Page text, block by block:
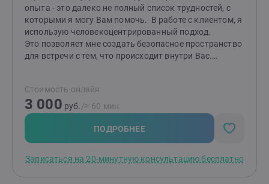
опыта - это далеко не полный список трудностей, с
которыми я могу Вам помочь. В работе с клиентом, я
использую человекоцентрированный подход.
Это позволяет мне создать безопасное пространство
для встречи с тем, что происходит внутри Вас.
самостоятельно. С опорой на себя самого.
Стоимость онлайн
3 000 руб. /≈ 60 мин.
ПОДРОБНЕЕ
Записаться на 20-минутную консультацию бесплатно